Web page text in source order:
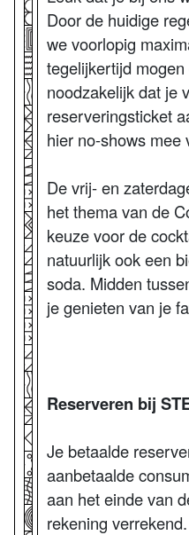
Door de huidige
we voorlopig
tegelijkertijd
noodzakelijk dat je
reserveringsticket
hier no-shows mee
De vrij- en
het thema van de
keuze voor de
natuurlijk ook een
soda. Midden
je genieten van je
Reserveren bij
Je betaalde
aanbetaalde
aan het einde van
rekening verrekend.